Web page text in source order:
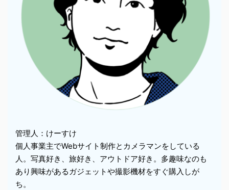
管理人：けーすけ
個人事業主でWebサイト制作とカメラマンをしている
人。写真好き、旅好き、アウトドア好き。多趣味なのも
あり興味があるガジェットや撮影機材をすぐ購入しが
ち。